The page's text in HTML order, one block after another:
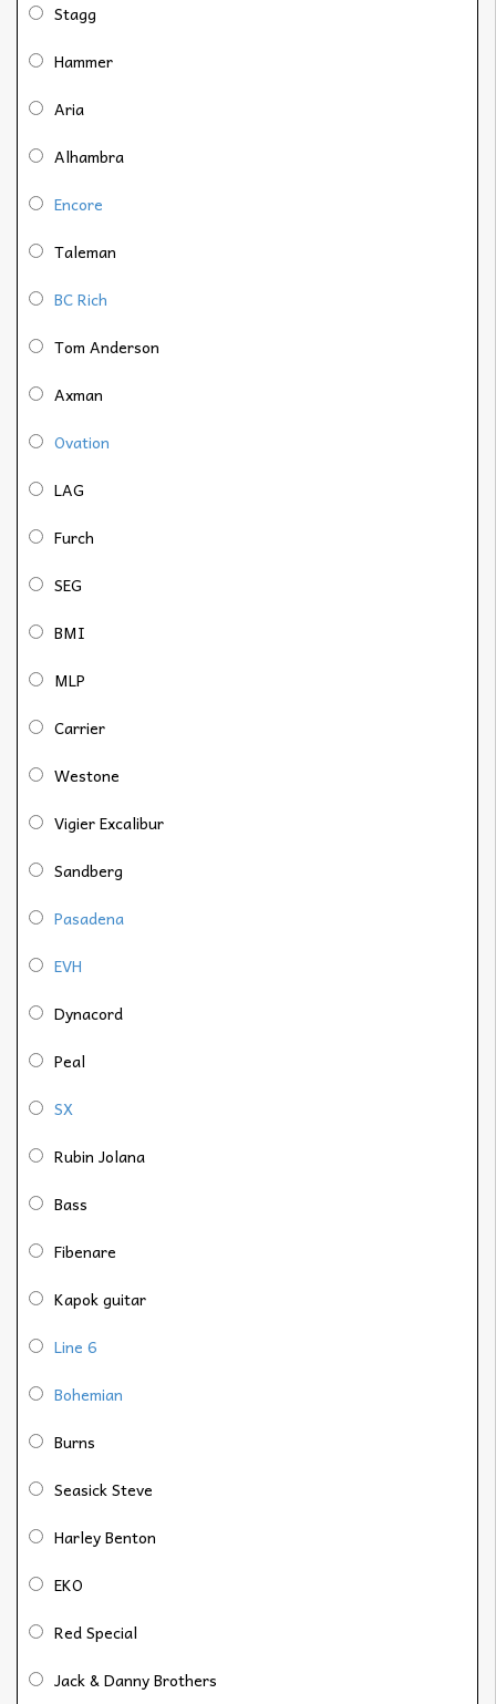
Stagg
Hammer
Aria
Alhambra
Encore
Taleman
BC Rich
Tom Anderson
Axman
Ovation
LAG
Furch
SEG
BMI
MLP
Carrier
Westone
Vigier Excalibur
Sandberg
Pasadena
EVH
Dynacord
Peal
SX
Rubin Jolana
Bass
Fibenare
Kapok guitar
Line 6
Bohemian
Burns
Seasick Steve
Harley Benton
EKO
Red Special
Jack & Danny Brothers